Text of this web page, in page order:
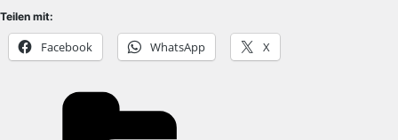
Teilen mit:
Facebook WhatsApp X